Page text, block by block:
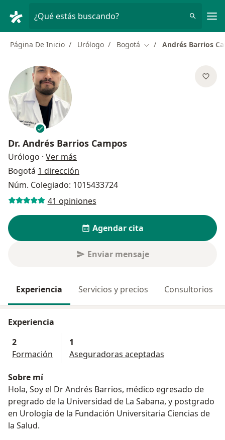
¿Qué estás buscando?
Página De Inicio Urólogo Bogotá Cambiar de ciudad
Andrés Barrios
Dr. Andrés Barrios Campos
Urólogo · Ver más
Bogotá 1 dirección
Núm. Colegiado: 1015433724
41 opiniones
Agendar cita
Enviar mensaje
Experiencia Servicios y precios Consultorios
Experiencia
2
Formación
1
Aseguradoras aceptadas
Sobre mí
Hola, Soy el Dr Andrés Barrios, médico egresado de
pregrado de la Universidad de La Sabana, y postgrado
en Urología de la Fundación Universitaria Ciencias de
la Salud.